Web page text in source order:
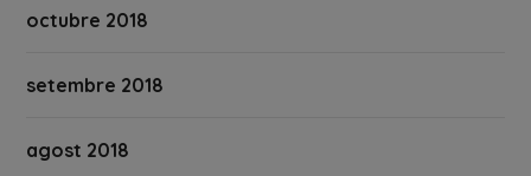
octubre 2018
setembre 2018
agost 2018